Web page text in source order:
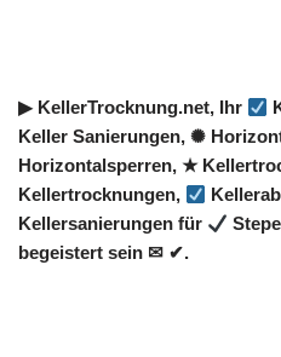
▶︎ KellerTrocknung.net, Ihr
Keller Sanierungen, ✺
Horizontalsperren, ★
Kellertrocknungen,
Kellersanierungen für
begeistert sein ✉ ✔.